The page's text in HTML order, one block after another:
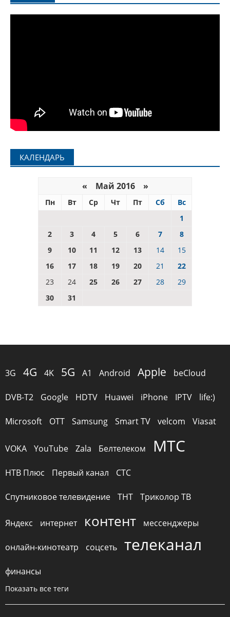
КАЛЕНДАРЬ
« Май 2016 »
Пн Вт Ср Чт Пт Сб
Вс
1
2
3 4 5 6 7
8
9
10 11 12 13 14
15
16
17 18 19 20 21
22
23
24 25 26 27 28
29
30
31
3G 4G 4K 5G A1 Android Apple beCloud
DVB-T2 Google HDTV Huawei iPhone IPTV life:)
Microsoft OTT Samsung Smart TV velcom Viasat
VOKA YouTube Zala Белтелеком МТС
НТВ Плюс Первый канал СТС
Спутниковое телевидение ТНТ Триколор ТВ
Яндекс интернет контент мессенджеры
онлайн-кинотеатр соцсеть телеканал
финансы
Показать все теги